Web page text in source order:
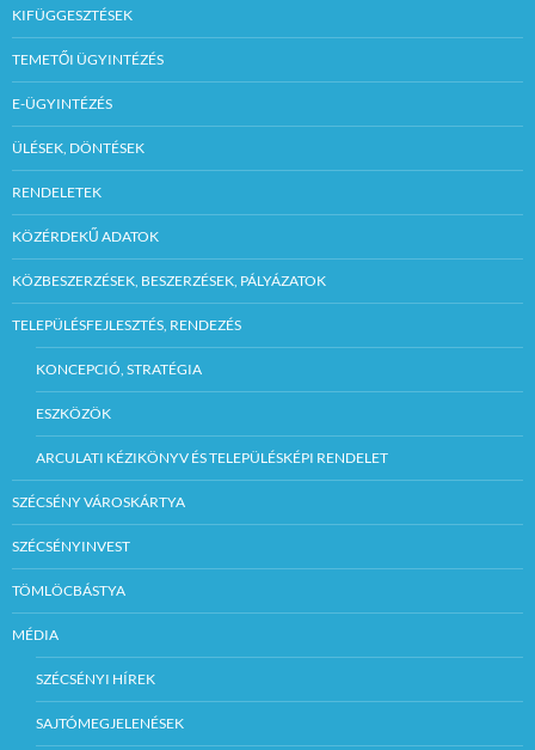
KIFÜGGESZTÉSEK
TEMETŐI ÜGYINTÉZÉS
E-ÜGYINTÉZÉS
ÜLÉSEK, DÖNTÉSEK
RENDELETEK
KÖZÉRDEKŰ ADATOK
KÖZBESZERZÉSEK, BESZERZÉSEK, PÁLYÁZATOK
TELEPÜLÉSFEJLESZTÉS, RENDEZÉS
KONCEPCIÓ, STRATÉGIA
ESZKÖZÖK
ARCULATI KÉZIKÖNYV ÉS TELEPÜLÉSKÉPI RENDELET
SZÉCSÉNY VÁROSKÁRTYA
SZÉCSÉNYINVEST
TÖMLÖCBÁSTYA
MÉDIA
SZÉCSÉNYI HÍREK
SAJTÓMEGJELENÉSEK